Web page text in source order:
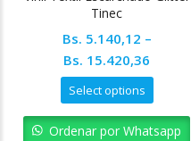
Tinec
Bs. 5.140,12 –
Bs. 15.420,36
Select options
Ordenar por Whatsapp